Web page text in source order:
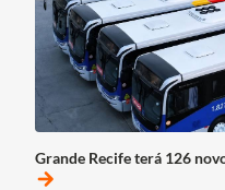
Grande Recife terá 126
arrow_forward